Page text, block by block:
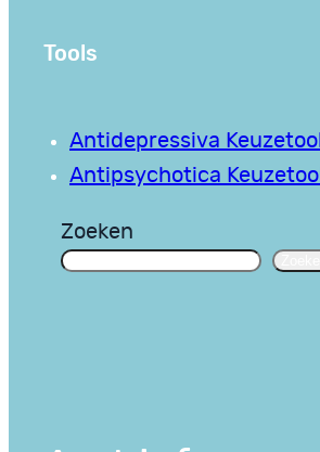
Tools
Antidepressiva Keuzetool
Antipsychotica Keuzetool
Zoeken